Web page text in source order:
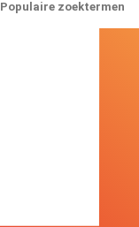
Populaire zoektermen